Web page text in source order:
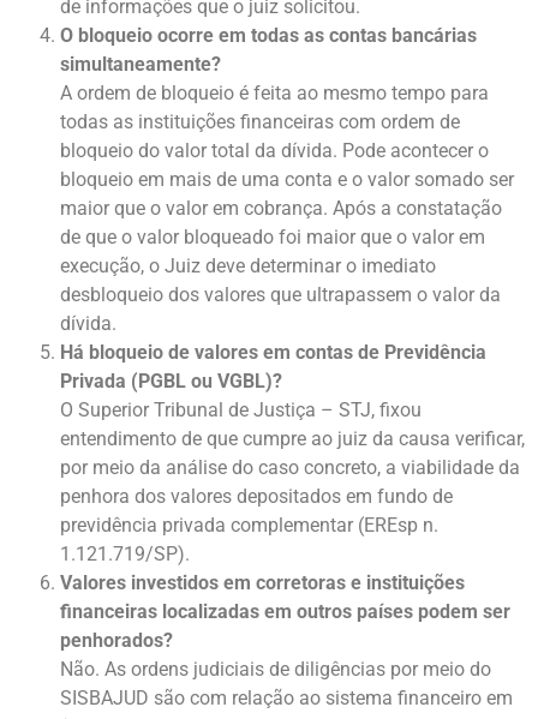
de informações que o juiz solicitou.
O bloqueio ocorre em todas as contas bancárias
simultaneamente?
A ordem de bloqueio é feita ao mesmo tempo para
todas as instituições financeiras com ordem de
bloqueio do valor total da dívida. Pode acontecer o
bloqueio em mais de uma conta e o valor somado ser
maior que o valor em cobrança. Após a constatação
de que o valor bloqueado foi maior que o valor em
execução, o Juiz deve determinar o imediato
desbloqueio dos valores que ultrapassem o valor da
dívida.
Há bloqueio de valores em contas de Previdência
Privada (PGBL ou VGBL)?
O Superior Tribunal de Justiça – STJ, fixou
entendimento de que cumpre ao juiz da causa verificar,
por meio da análise do caso concreto, a viabilidade da
penhora dos valores depositados em fundo de
previdência privada complementar (EREsp n.
1.121.719/SP).
Valores investidos em corretoras e instituições
financeiras localizadas em outros países podem ser
penhorados?
Não. As ordens judiciais de diligências por meio do
SISBAJUD são com relação ao sistema financeiro em